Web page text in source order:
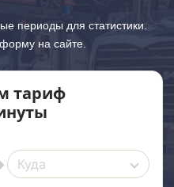
периоды для статистики.
на сайте.
тариф